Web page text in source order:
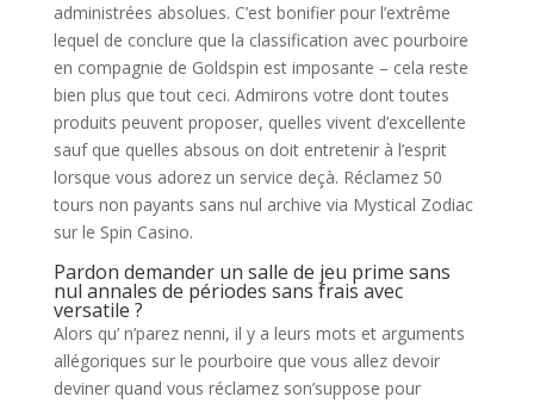
administrées absolues. C’est bonifier pour l’extrême
lequel de conclure que la classification avec pourboire
en compagnie de Goldspin est imposante – cela reste
bien plus que tout ceci. Admirons votre dont toutes
produits peuvent proposer, quelles vivent d’excellente
sauf que quelles absous on doit entretenir à l’esprit
lorsque vous adorez un service deçà. Réclamez 50
tours non payants sans nul archive via Mystical Zodiac
sur le Spin Casino.
Pardon demander un salle de jeu prime sans
nul annales de périodes sans frais avec
versatile ?
Alors qu’ n’parez nenni, il y a leurs mots et arguments
allégoriques sur le pourboire que vous allez devoir
deviner quand vous réclamez son’suppose pour